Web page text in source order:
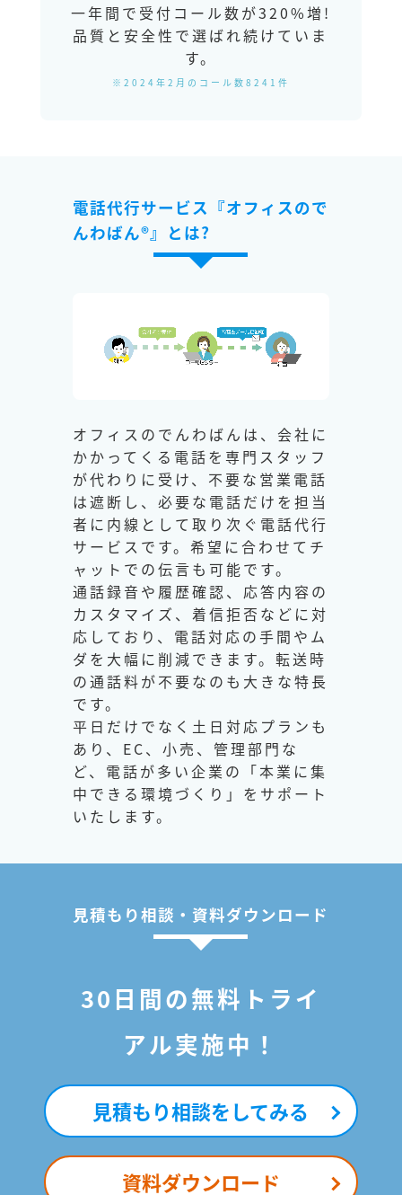
一年間で受付コール数が320%増!
品質と安全性で選ばれ続けていま
す。
※2024年2月のコール数8241件
電話代行サービス『オフィスので
んわばん®』とは?
オフィスのでんわばんは、会社に
かかってくる電話を専門スタッフ
が代わりに受け、不要な営業電話
は遮断し、必要な電話だけを担当
者に内線として取り次ぐ電話代行
サービスです。希望に合わせてチ
ャットでの伝言も可能です。
通話録音や履歴確認、応答内容の
カスタマイズ、着信拒否などに対
応しており、電話対応の手間やム
ダを大幅に削減できます。転送時
の通話料が不要なのも大きな特長
です。
平日だけでなく土日対応プランも
あり、EC、小売、管理部門な
ど、電話が多い企業の「本業に集
中できる環境づくり」をサポート
いたします。
見積もり相談・資料ダウンロード
30日間の無料トライ
アル実施中！
見積もり相談をしてみる
資料ダウンロード